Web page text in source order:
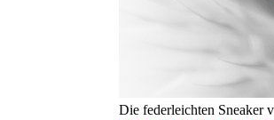
Die federleichten Sneaker